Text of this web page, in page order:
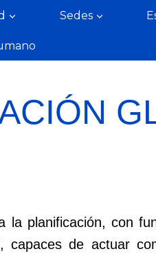
Sedes
planificación, con
capaces de actuar